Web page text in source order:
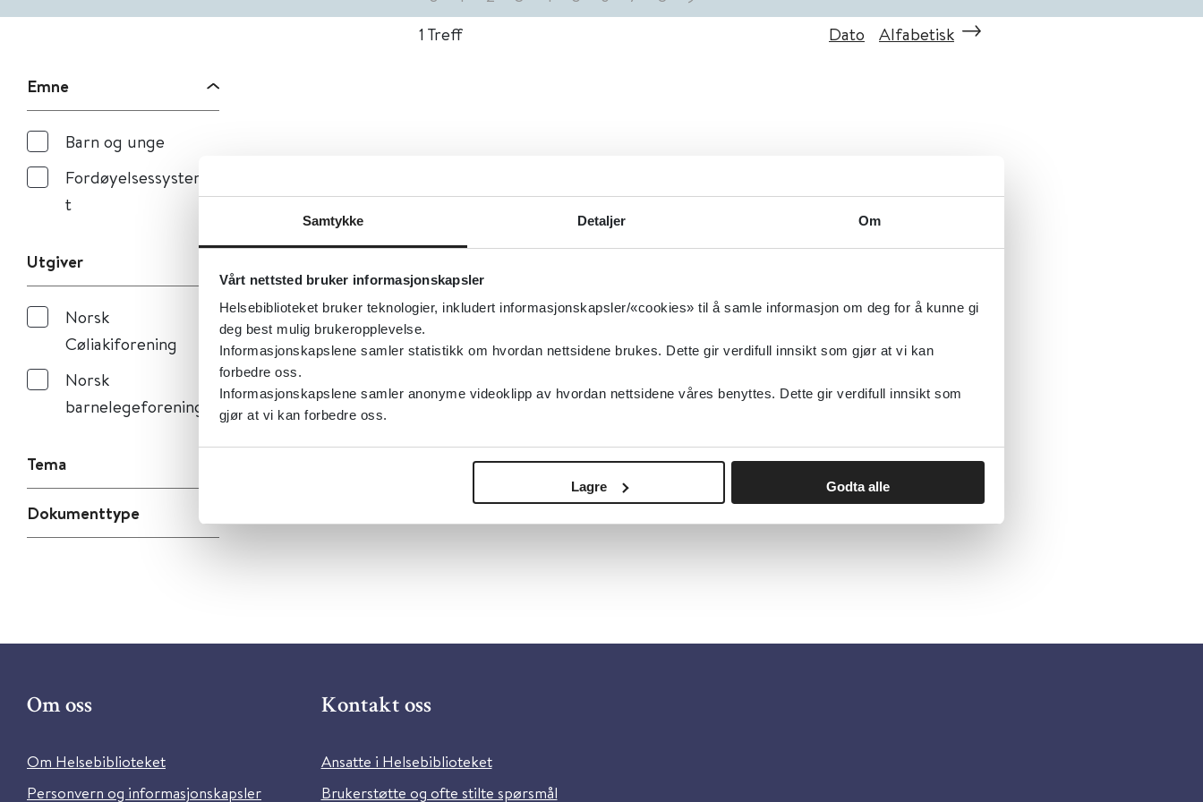
Samtykke Detaljer Om
Vårt nettsted bruker informasjonskapsler
Helsebiblioteket bruker teknologier, inkludert informasjonskapsler/«cookies» til å samle informasjon om deg for å kunne gi
deg best mulig brukeropplevelse.
Informasjonskapslene samler statistikk om hvordan nettsidene brukes. Dette gir verdifull innsikt som gjør at vi kan
forbedre oss.
Informasjonskapslene samler anonyme videoklipp av hvordan nettsidene våres benyttes. Dette gir verdifull innsikt som
gjør at vi kan forbedre oss.
Lagre Godta alle
Emne
Barn og unge
Fordøyelsessysteme
t
Utgiver
Norsk
Cøliakiforening
Norsk
barnelegeforening
Tema
Dokumenttype
1 Treff Dato Alfabetisk
Om oss
Om Helsebiblioteket
Personvern og informasjonskapsler
Kontakt oss
Ansatte i Helsebiblioteket
Brukerstøtte og ofte stilte spørsmål